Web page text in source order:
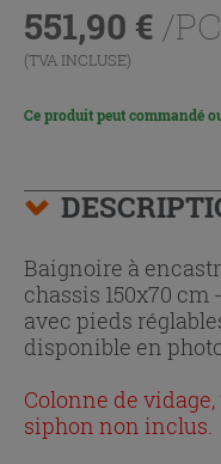
551,90 € /PC
(TVA INCLUSE)
Ce produit peut commandé
Baignoire à
chassis 150x70
avec pieds
disponible en
Colonne de
siphon non inclus.